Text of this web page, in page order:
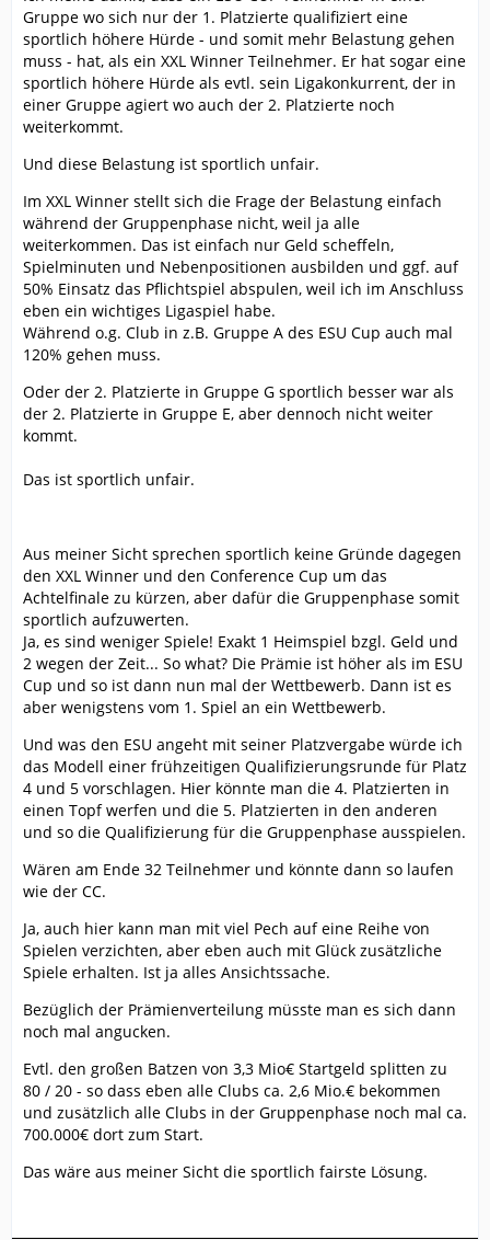
Gruppe wo sich nur der 1. Platzierte qualifiziert eine
sportlich höhere Hürde - und somit mehr Belastung gehen
muss - hat, als ein XXL Winner Teilnehmer. Er hat sogar eine
sportlich höhere Hürde als evtl. sein Ligakonkurrent, der in
einer Gruppe agiert wo auch der 2. Platzierte noch
weiterkommt.
Und diese Belastung ist sportlich unfair.
Im XXL Winner stellt sich die Frage der Belastung einfach
während der Gruppenphase nicht, weil ja alle
weiterkommen. Das ist einfach nur Geld scheffeln,
Spielminuten und Nebenpositionen ausbilden und ggf. auf
50% Einsatz das Pflichtspiel abspulen, weil ich im Anschluss
eben ein wichtiges Ligaspiel habe.
Während o.g. Club in z.B. Gruppe A des ESU Cup auch mal
120% gehen muss.
Oder der 2. Platzierte in Gruppe G sportlich besser war als
der 2. Platzierte in Gruppe E, aber dennoch nicht weiter
kommt.
Das ist sportlich unfair.
Aus meiner Sicht sprechen sportlich keine Gründe dagegen
den XXL Winner und den Conference Cup um das
Achtelfinale zu kürzen, aber dafür die Gruppenphase somit
sportlich aufzuwerten.
Ja, es sind weniger Spiele! Exakt 1 Heimspiel bzgl. Geld und
2 wegen der Zeit... So what? Die Prämie ist höher als im ESU
Cup und so ist dann nun mal der Wettbewerb. Dann ist es
aber wenigstens vom 1. Spiel an ein Wettbewerb.
Und was den ESU angeht mit seiner Platzvergabe würde ich
das Modell einer frühzeitigen Qualifizierungsrunde für Platz
4 und 5 vorschlagen. Hier könnte man die 4. Platzierten in
einen Topf werfen und die 5. Platzierten in den anderen
und so die Qualifizierung für die Gruppenphase ausspielen.
Wären am Ende 32 Teilnehmer und könnte dann so laufen
wie der CC.
Ja, auch hier kann man mit viel Pech auf eine Reihe von
Spielen verzichten, aber eben auch mit Glück zusätzliche
Spiele erhalten. Ist ja alles Ansichtssache.
Bezüglich der Prämienverteilung müsste man es sich dann
noch mal angucken.
Evtl. den großen Batzen von 3,3 Mio€ Startgeld splitten zu
80 / 20 - so dass eben alle Clubs ca. 2,6 Mio.€ bekommen
und zusätzlich alle Clubs in der Gruppenphase noch mal ca.
700.000€ dort zum Start.
Das wäre aus meiner Sicht die sportlich fairste Lösung.